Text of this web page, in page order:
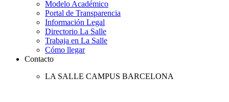
Modelo Académico
Portal de Transparencia
Información Legal
Directorio La Salle
Trabaja en La Salle
Cómo llegar
Contacto
LA SALLE CAMPUS BARCELONA